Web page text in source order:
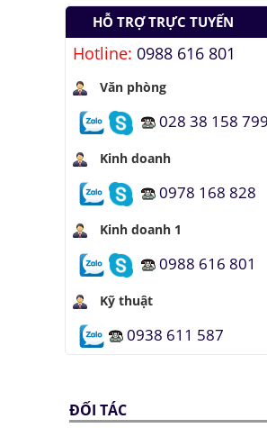
HỖ TRỢ TRỰC TUYẾN
Hotline: 0988 616 801
Văn phòng
028 38 158 799
Kinh doanh
0978 168 828
Kinh doanh 1
0988 616 801
Kỹ thuật
0938 611 587
ĐỐI TÁC